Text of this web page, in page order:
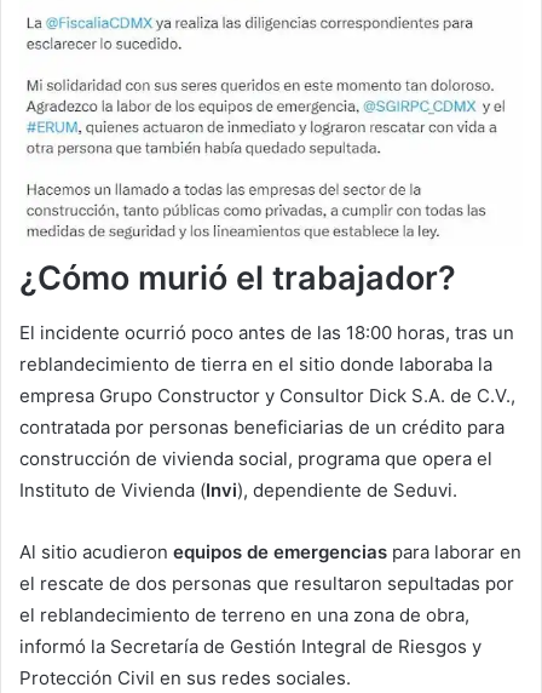
¿Cómo murió el trabajador?
El incidente ocurrió poco antes de las 18:00 horas, tras un
reblandecimiento de tierra en el sitio donde laboraba la
empresa Grupo Constructor y Consultor Dick S.A. de C.V.,
contratada por personas beneficiarias de un crédito para
construcción de vivienda social, programa que opera el
Instituto de Vivienda (Invi), dependiente de Seduvi.
Al sitio acudieron equipos de emergencias para laborar en
el rescate de dos personas que resultaron sepultadas por
el reblandecimiento de terreno en una zona de obra,
informó la Secretaría de Gestión Integral de Riesgos y
Protección Civil en sus redes sociales.